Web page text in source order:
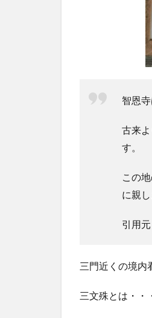
吉祥
暁雲
鐘楼
智恩
古来
す。
この
に親
引用元
三門近くの境内
三文殊とは・・